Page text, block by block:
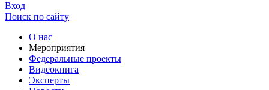
Вход
Поиск по сайту
О нас
Mероприятия
Федеральные проекты
Видеокнига
Эксперты